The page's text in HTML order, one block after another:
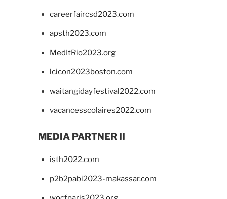
careerfaircsd2023.com
apsth2023.com
MedItRio2023.org
lcicon2023boston.com
waitangidayfestival2022.com
vacancesscolaires2022.com
MEDIA PARTNER II
isth2022.com
p2b2pabi2023-makassar.com